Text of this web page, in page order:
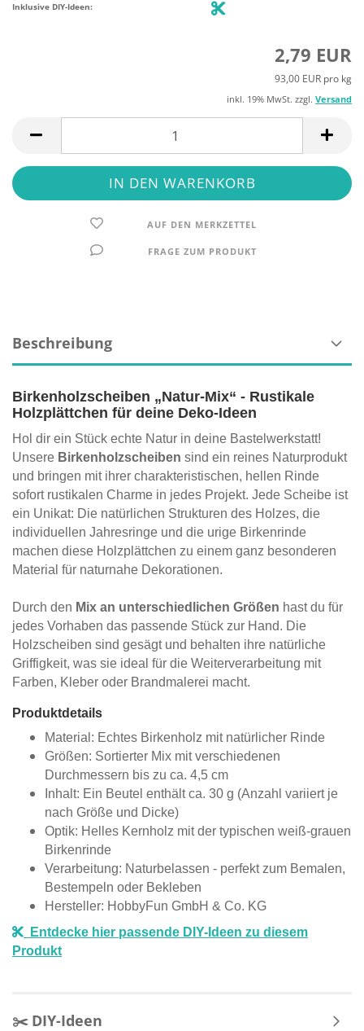
Inklusive DIY-Ideen:
2,79 EUR
93,00 EUR pro kg
inkl. 19% MwSt. zzgl. Versand
AUF DEN MERKZETTEL
FRAGE ZUM PRODUKT
Beschreibung
Birkenholzscheiben „Natur-Mix“ - Rustikale
Holzplättchen für deine Deko-Ideen
Hol dir ein Stück echte Natur in deine Bastelwerkstatt!
Unsere Birkenholzscheiben sind ein reines Naturprodukt
und bringen mit ihrer charakteristischen, hellen Rinde
sofort rustikalen Charme in jedes Projekt. Jede Scheibe ist
ein Unikat: Die natürlichen Strukturen des Holzes, die
individuellen Jahresringe und die urige Birkenrinde
machen diese Holzplättchen zu einem ganz besonderen
Material für naturnahe Dekorationen.
Durch den Mix an unterschiedlichen Größen hast du für
jedes Vorhaben das passende Stück zur Hand. Die
Holzscheiben sind gesägt und behalten ihre natürliche
Griffigkeit, was sie ideal für die Weiterverarbeitung mit
Farben, Kleber oder Brandmalerei macht.
Produktdetails
Material: Echtes Birkenholz mit natürlicher Rinde
Größen: Sortierter Mix mit verschiedenen
Durchmessern bis zu ca. 4,5 cm
Inhalt: Ein Beutel enthält ca. 30 g (Anzahl variiert je
nach Größe und Dicke)
Optik: Helles Kernholz mit der typischen weiß-grauen
Birkenrinde
Verarbeitung: Naturbelassen - perfekt zum Bemalen,
Bestempeln oder Bekleben
Hersteller: HobbyFun GmbH & Co. KG
Entdecke hier passende DIY-Ideen zu diesem
Produkt
✂️ DIY-Ideen